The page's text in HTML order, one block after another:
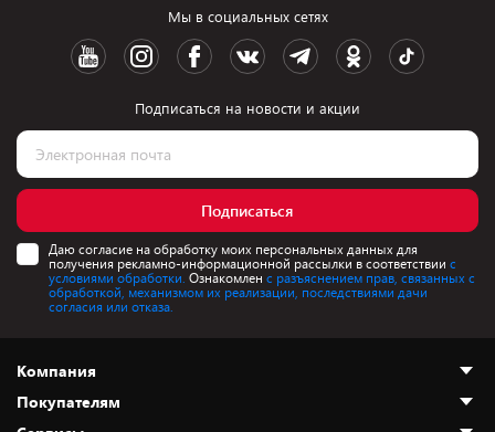
Мы в социальных сетях
Подписаться на новости и акции
Подписаться
Даю согласие на обработку моих персональных данных для
получения рекламно-информационной рассылки в соответствии с
условиями обработки. Ознакомлен с разъяснением прав, связанных с
обработкой, механизмом их реализации, последствиями дачи
согласия или отказа.
Компания
О нас
Покупателям